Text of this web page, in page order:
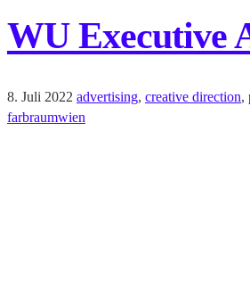
WU Executive
8. Juli 2022 advertising, creative direction,
farbraumwien